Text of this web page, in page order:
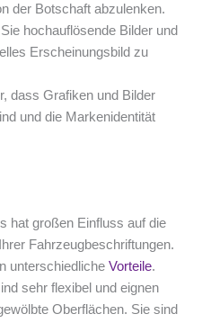
der Botschaft abzulenken.
hochauflösende Bilder und
Erscheinungsbild zu
dass Grafiken und Bilder
und die Markenidentität
hat großen Einfluss auf die
Fahrzeugbeschriftungen.
unterschiedlicheVorteile.
sehr flexibel und eignen
Oberflächen. Sie sind